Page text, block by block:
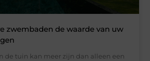
zwembaden de waarde van uw
de tuin kan meer zijn dan alleen een